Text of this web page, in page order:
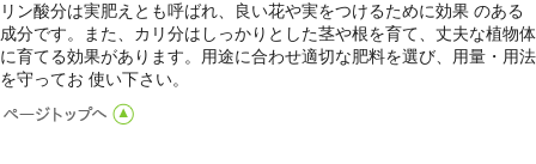
リン酸分は実肥えとも呼ばれ、良い花や実をつけるために効果 のある
成分です。また、カリ分はしっかりとした茎や根を育て、丈夫な植物体
に育てる効果があります。用途に合わせ適切な肥料を選び、用量・用法
を守ってお 使い下さい。